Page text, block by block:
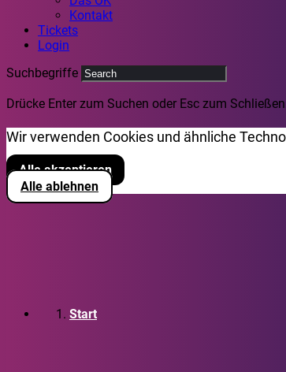
Kontakt
Tickets
Login
Suchbegriffe
Drücke Enter zum Suchen oder Esc zum
Wir verwenden Cookies und ähnliche
Alle akzeptieren
Alle ablehnen
Start